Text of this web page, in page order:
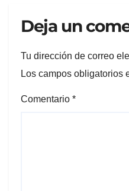
Deja un
Tu dirección de correo
Los campos obligatorios
Comentario *